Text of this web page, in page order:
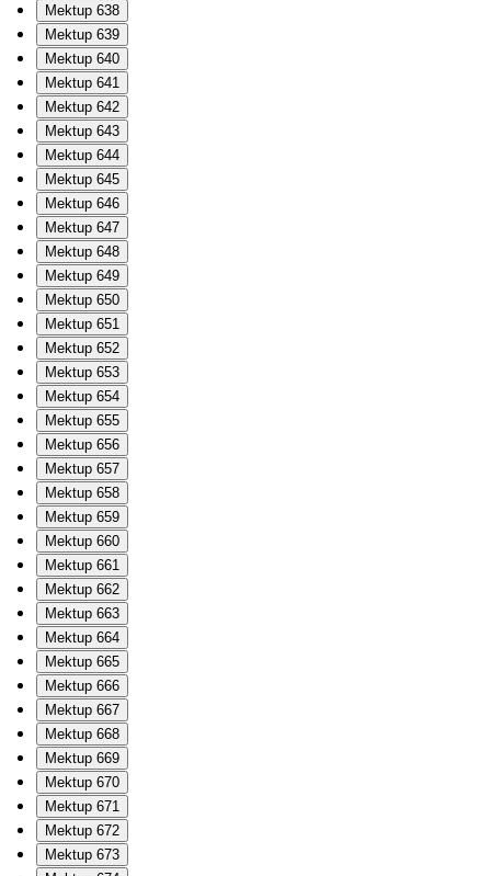
Mektup 638
Mektup 639
Mektup 640
Mektup 641
Mektup 642
Mektup 643
Mektup 644
Mektup 645
Mektup 646
Mektup 647
Mektup 648
Mektup 649
Mektup 650
Mektup 651
Mektup 652
Mektup 653
Mektup 654
Mektup 655
Mektup 656
Mektup 657
Mektup 658
Mektup 659
Mektup 660
Mektup 661
Mektup 662
Mektup 663
Mektup 664
Mektup 665
Mektup 666
Mektup 667
Mektup 668
Mektup 669
Mektup 670
Mektup 671
Mektup 672
Mektup 673